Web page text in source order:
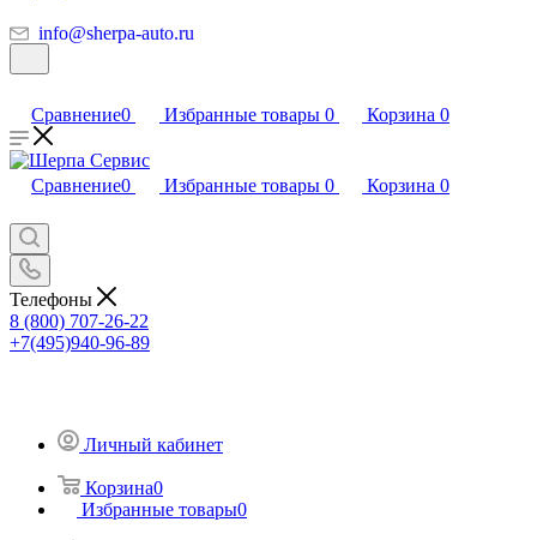
info@sherpa-auto.ru
Сравнение0 Избранные товары 0 Корзина 0
Сравнение0 Избранные товары 0 Корзина 0
Телефоны
8 (800) 707-26-22
+7(495)940-96-89
Личный кабинет
Корзина0
Избранные товары0